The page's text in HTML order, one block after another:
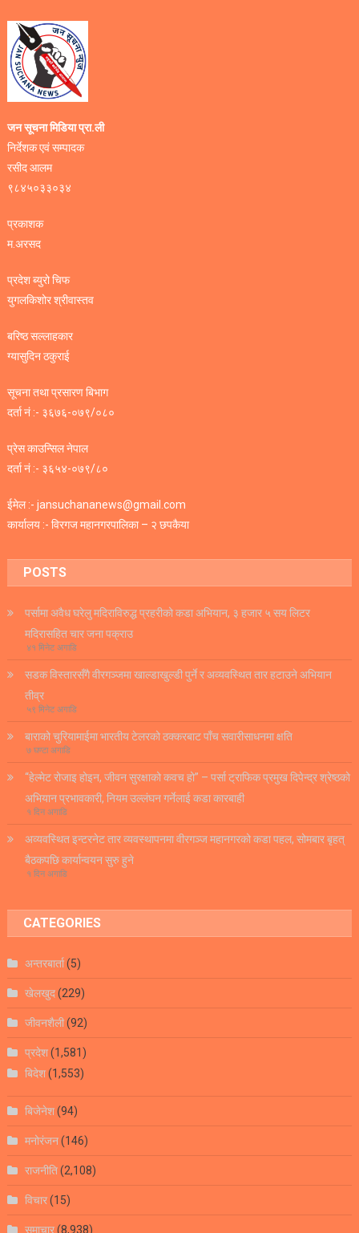
जन सूचना मिडिया प्रा.ली
निर्देशक एवं सम्पादक
रसीद आलम
९८४५०३३०३४
प्रकाशक
म.अरसद
प्रदेश ब्युरो चिफ
युगलकिशोर श्रीवास्तव
बरिष्ठ सल्लाहकार
ग्यासुदिन ठकुराई
सूचना तथा प्रसारण बिभाग
दर्ता नं :- ३६७६-०७९/०८०
प्रेस काउन्सिल नेपाल
दर्ता नं :- ३६५४-०७९/८०
ईमेल :- jansuchananews@gmail.com
कार्यालय :- विरगज महानगरपालिका – २ छपकैया
POSTS
पर्सामा अवैध घरेलु मदिराविरुद्ध प्रहरीको कडा अभियान, ३ हजार ५ सय लिटर
मदिरासहित चार जना पक्राउ
४१ मिनेट अगाडि
सडक विस्तारसँगै वीरगञ्जमा खाल्डाखुल्डी पुर्ने र अव्यवस्थित तार हटाउने अभियान
तीव्र
५९ मिनेट अगाडि
बाराको चुरियामाईमा भारतीय टेलरको ठक्करबाट पाँच सवारीसाधनमा क्षति
७ घण्टा अगाडि
“हेल्मेट रोजाइ होइन, जीवन सुरक्षाको कवच हो” – पर्सा ट्राफिक प्रमुख दिपेन्द्र श्रेष्ठको
अभियान प्रभावकारी, नियम उल्लंघन गर्नेलाई कडा कारबाही
१ दिन अगाडि
अव्यवस्थित इन्टरनेट तार व्यवस्थापनमा वीरगञ्ज महानगरको कडा पहल, सोमबार बृहत्
बैठकपछि कार्यान्वयन सुरु हुने
१ दिन अगाडि
CATEGORIES
अन्तरबार्ता(5)
खेलखुद(229)
जीवनशैली(92)
प्रदेश(1,581)
बिदेश(1,553)
बिजेनेश(94)
मनोरंजन(146)
राजनीति(2,108)
विचार(15)
समाचार(8,938)